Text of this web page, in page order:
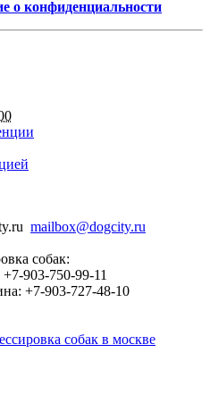
о конфиденциальности
mailbox@dogcity.ru
собак:
903-750-99-11
+7-903-727-48-10
собак в москве